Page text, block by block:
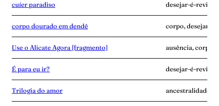
cuíer paradiso desejar-é-revide,
corpo dourado em dendê corpo, desejar-
Use o Alicate Agora [fragmento] ausência, corpo,
É para eu ir? desejar-é-
Trilogia do amor ancestralidade,